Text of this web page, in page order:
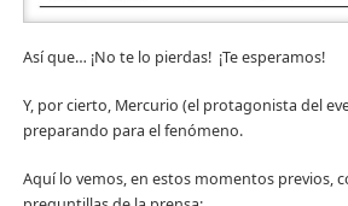
Así que… ¡No te lo pierdas! ¡Te esperamos!
Y, por cierto, Mercurio (el protagonista del
preparando para el fenómeno.
Aquí lo vemos, en estos momentos previos,